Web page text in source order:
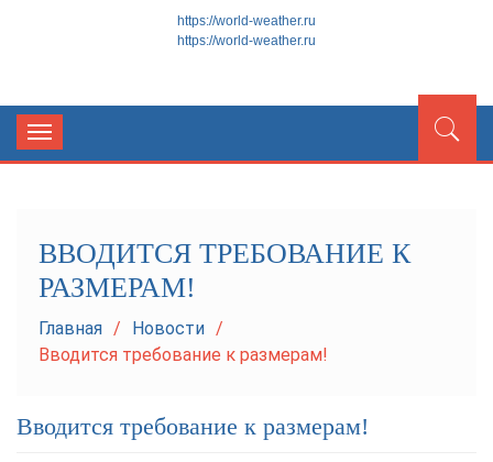
МОСКОВСКАЯ ГОРОДСКАЯ
https://world-weather.ru
https://world-weather.ru
Toggle
navigation
ВВОДИТСЯ ТРЕБОВАНИЕ К
РАЗМЕРАМ!
Главная
Новости
Вводится требование к размерам!
Вводится требование к размерам!